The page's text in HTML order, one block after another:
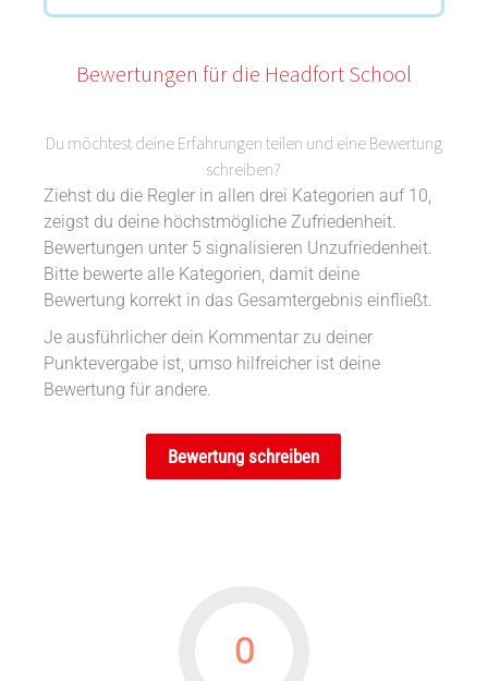
Bewertungen für die Headfort School
Du möchtest deine Erfahrungen teilen und eine Bewertung
schreiben?
Ziehst du die Regler in allen drei Kategorien auf 10,
zeigst du deine höchstmögliche Zufriedenheit.
Bewertungen unter 5 signalisieren Unzufriedenheit.
Bitte bewerte alle Kategorien, damit deine
Bewertung korrekt in das Gesamtergebnis einfließt.
Je ausführlicher dein Kommentar zu deiner
Punktevergabe ist, umso hilfreicher ist deine
Bewertung für andere.
Bewertung schreiben
0